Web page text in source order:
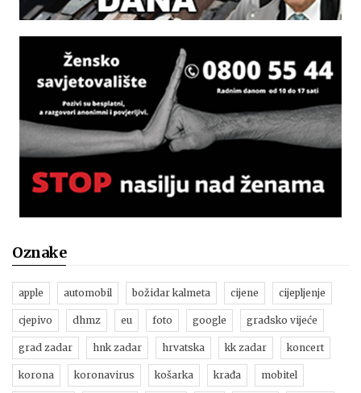
Oznake
apple automobil božidar kalmeta cijene cijepljenje
cjepivo dhmz eu foto google gradsko vijeće
grad zadar hnk zadar hrvatska kk zadar koncert
korona koronavirus košarka krađa mobitel